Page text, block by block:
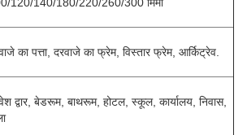
का पत्ता, दरवाजे का फ्रेम, विस्तार फ्रेम, आर्किट्रेव.
द्वार, बेडरूम, बाथरूम, होटल, स्कूल, कार्यालय, निवास,